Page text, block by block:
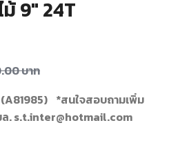
9″ 24T
บาท
*สนใจสอบถามเพิ่ม
ล. s.t.inter@hotmail.com